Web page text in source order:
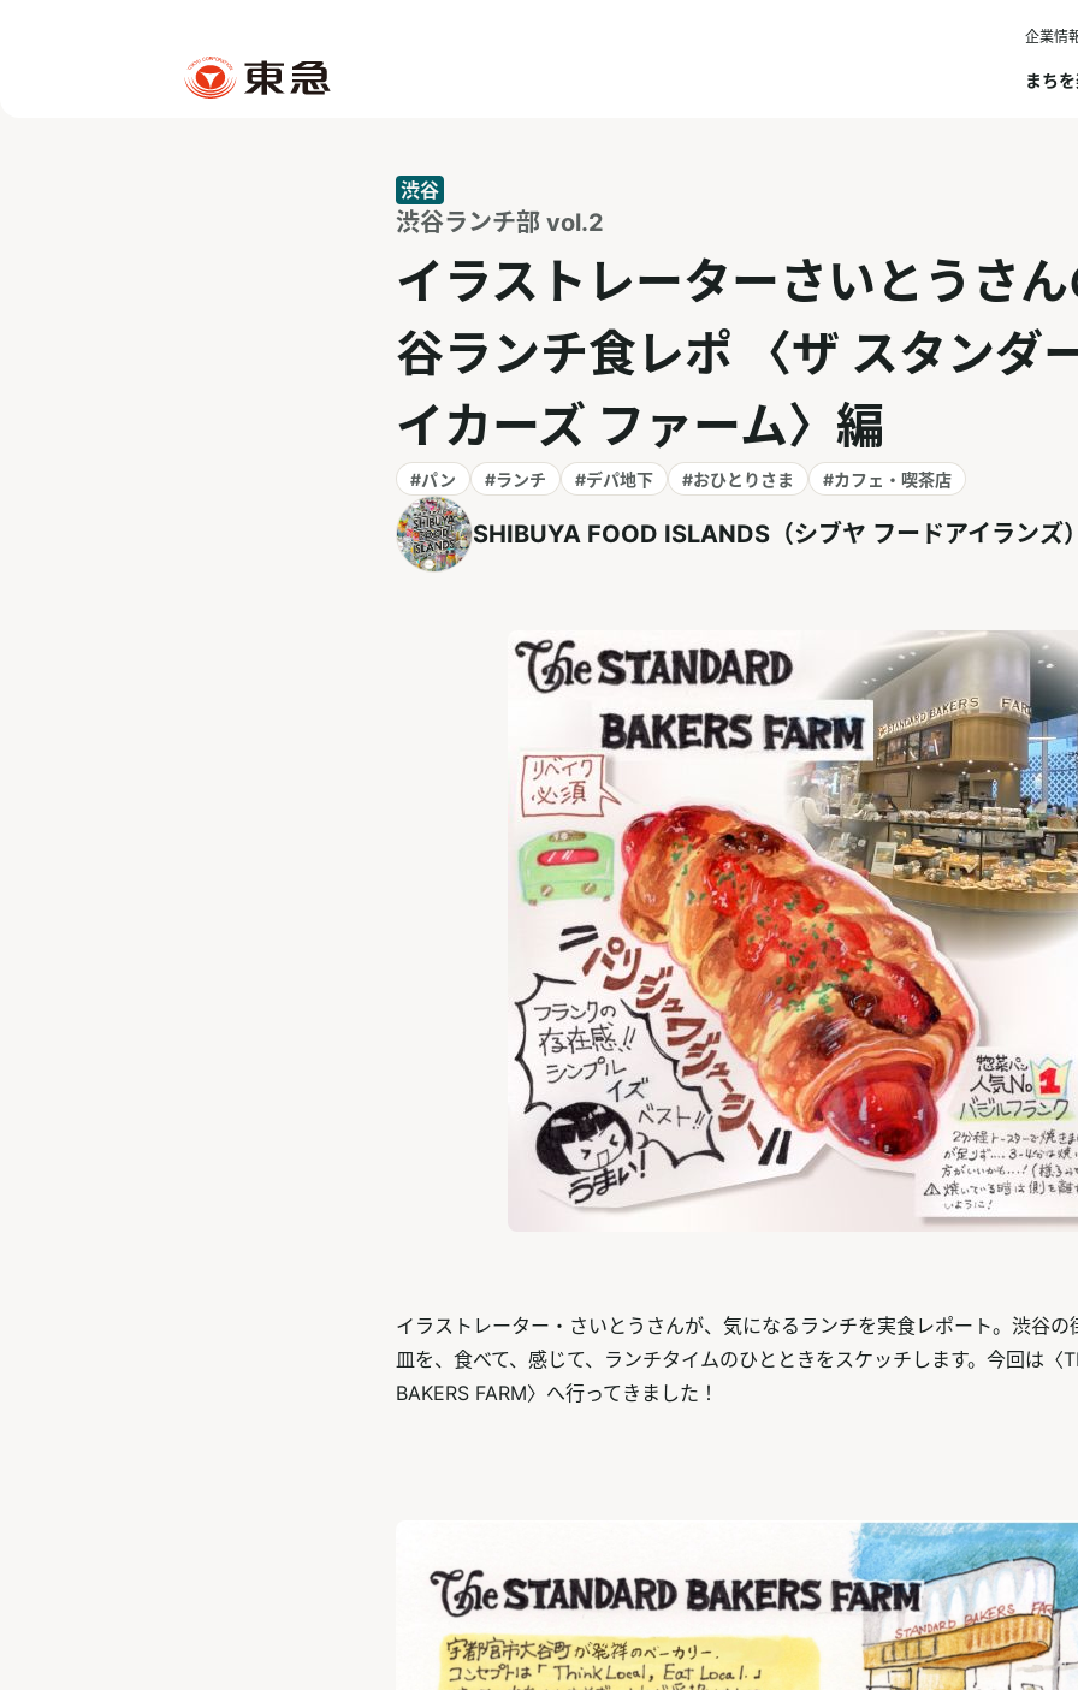
企業情
まち
渋谷
渋谷ランチ部 vol.2
イラストレーターさいとうさ
谷ランチ食レポ 〈ザ スタンダ
イカーズ ファーム〉編
#パン #ランチ #デパ地下 #おひとりさま #カフェ・喫茶店
SHIBUYA FOOD ISLANDS（シブヤ フードアイランズ）
イラストレーター・さいとうさんが、気になるランチを実食レポート。渋谷の
皿を、食べて、感じて、ランチタイムのひとときをスケッチします。今回は〈
BAKERS FARM〉へ行ってきました！